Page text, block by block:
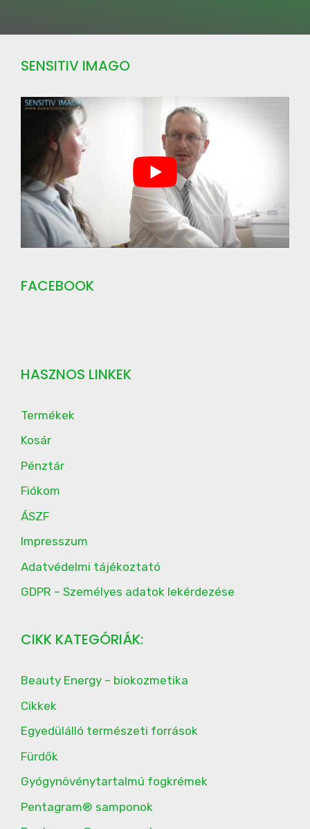
SENSITIV IMAGO
FACEBOOK
HASZNOS LINKEK
Termékek
Kosár
Pénztár
Fiókom
ÁSZF
Impresszum
Adatvédelmi tájékoztató
GDPR – Személyes adatok lekérdezése
CIKK KATEGÓRIÁK:
Beauty Energy – biokozmetika
Cikkek
Egyedülálló természeti források
Fürdők
Gyógynövénytartalmú fogkrémek
Pentagram® samponok